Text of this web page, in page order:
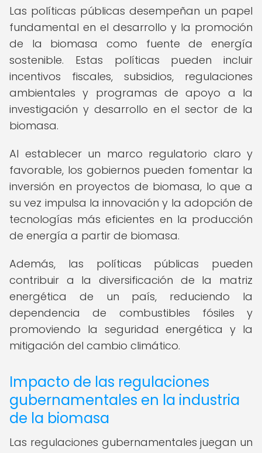
Las políticas públicas desempeñan un papel
fundamental en el desarrollo y la promoción
de la biomasa como fuente de energía
sostenible. Estas políticas pueden incluir
incentivos fiscales, subsidios, regulaciones
ambientales y programas de apoyo a la
investigación y desarrollo en el sector de la
biomasa.
Al establecer un marco regulatorio claro y
favorable, los gobiernos pueden fomentar la
inversión en proyectos de biomasa, lo que a
su vez impulsa la innovación y la adopción de
tecnologías más eficientes en la producción
de energía a partir de biomasa.
Además, las políticas públicas pueden
contribuir a la diversificación de la matriz
energética de un país, reduciendo la
dependencia de combustibles fósiles y
promoviendo la seguridad energética y la
mitigación del cambio climático.
Impacto de las regulaciones
gubernamentales en la industria
de la biomasa
Las regulaciones gubernamentales juegan un